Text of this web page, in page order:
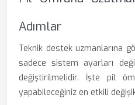
Adımlar
Teknik destek uzmanlarına
sadece sistem ayarları
değiştirilmelidir. İşte pil
yapabileceğiniz en etkili